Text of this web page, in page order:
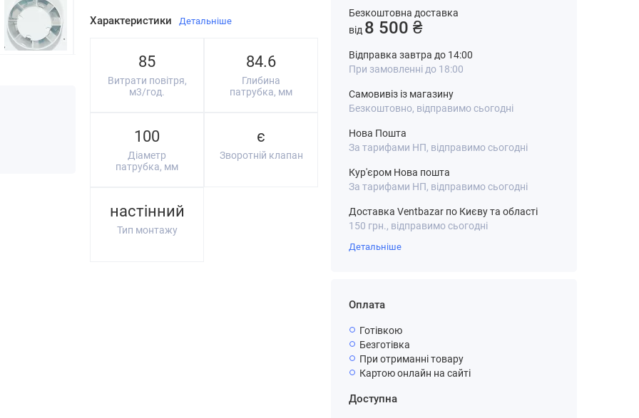
Характеристики Детальніше
85
Витрати повітря,
м3/год.
84.6
Глибина
патрубка, мм
100
Діаметр
патрубка, мм
є
Зворотній клапан
настінний
Тип монтажу
Безкоштовна доставка
від 8 500 ₴
Відправка завтра до 14:00
При замовленні до 18:00
Самовивіз із магазину
Безкоштовно, відправимо сьогодні
Нова Пошта
За тарифами НП, відправимо сьогодні
Кур'єром Нова пошта
За тарифами НП, відправимо сьогодні
Доставка Ventbazar по Києву та області
150 грн., відправимо сьогодні
Детальніше
Оплата
Готівкою
Безготівка
При отриманні товару
Картою онлайн на сайті
Доступна